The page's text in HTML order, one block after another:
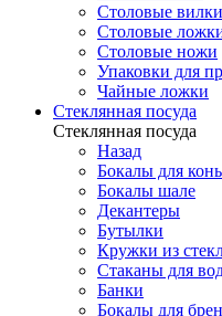
Столовые вилки
Столовые
Столовые ножи
Упаковки для
Чайные ложки
Стеклянная посуда
Стеклянная посуда
Назад
Бокалы для
Бокалы шале
Декантеры
Бутылки
Кружки из
Стаканы для
Банки
Бокалы для